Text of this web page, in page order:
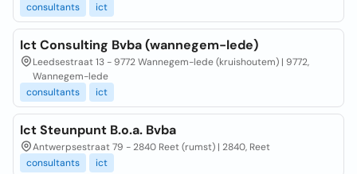
consultants
ict
Ict Consulting Bvba (wannegem-lede)
Leedsestraat 13 - 9772 Wannegem-lede (kruishoutem) | 9772,
Wannegem-lede
consultants
ict
Ict Steunpunt B.o.a. Bvba
Antwerpsestraat 79 - 2840 Reet (rumst) | 2840, Reet
consultants
ict